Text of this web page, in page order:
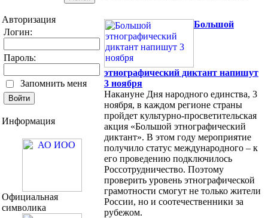
Авторизация
Логин:
Пароль:
Запомнить меня
Информация
Официальная
символика
Большой
этнографический диктант напишут
3 ноября
Накануне Дня народного единства, 3
ноября, в каждом регионе страны
пройдет культурно-просветительская
акция «Большой этнографический
диктант». В этом году мероприятие
получило статус международного – к
его проведению подключилось
Россотрудничество. Поэтому
проверить уровень этнографической
грамотности смогут не только жители
России, но и соотечественники за
рубежом.